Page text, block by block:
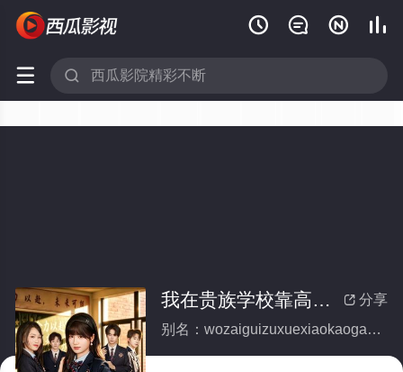
   
 
 分享
我在贵族学校靠高调装富翻盘(全集)
别名：wozaiguizuxuexiaokaogaodiaozhuangfufanpan